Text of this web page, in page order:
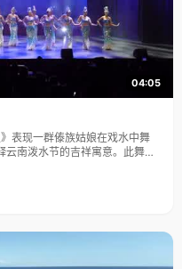
04:05
南泼水节的吉祥寓意。此舞蹈
直得到赞誉其舞美，人美，寓